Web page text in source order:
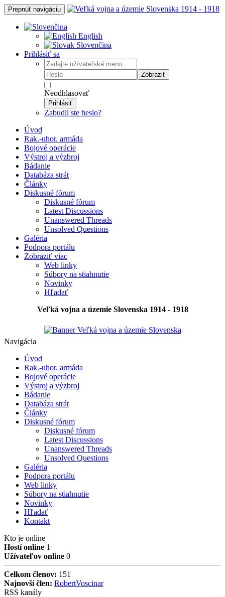
Prepnúť navigáciu
English
Slovenčina
Prihlásiť sa
Zobraziť
Neodhlasovať
Prihlásiť
Zabudli ste heslo?
Úvod
Rak.-uhor. armáda
Bojové operácie
Výstroj a výzbroj
Bádanie
Databáza strát
Články
Diskusné fórum
Diskusné fórum
Latest Discussions
Unanswered Threads
Unsolved Questions
Galéria
Podpora portálu
Zobraziť viac
Web linky
Súbory na stiahnutie
Novinky
Hľadať
Veľká vojna a územie Slovenska 1914 - 1918
Navigácia
Úvod
Rak.-uhor. armáda
Bojové operácie
Výstroj a výzbroj
Bádanie
Databáza strát
Články
Diskusné fórum
Diskusné fórum
Latest Discussions
Unanswered Threads
Unsolved Questions
Galéria
Podpora portálu
Web linky
Súbory na stiahnutie
Novinky
Hľadať
Kontakt
Kto je online
Hostí online 1
Užívateľov online 0
Celkom členov: 151
Najnovší člen: RobertVoscinar
RSS kanály